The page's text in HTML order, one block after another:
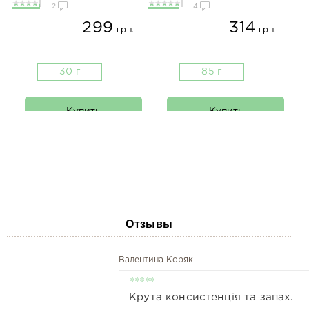
2
299 грн.
30 г
Купить
4
314 грн.
85 г
Купить
Отзывы
Валентина Коряк
*****
Крута консистенція та запах.